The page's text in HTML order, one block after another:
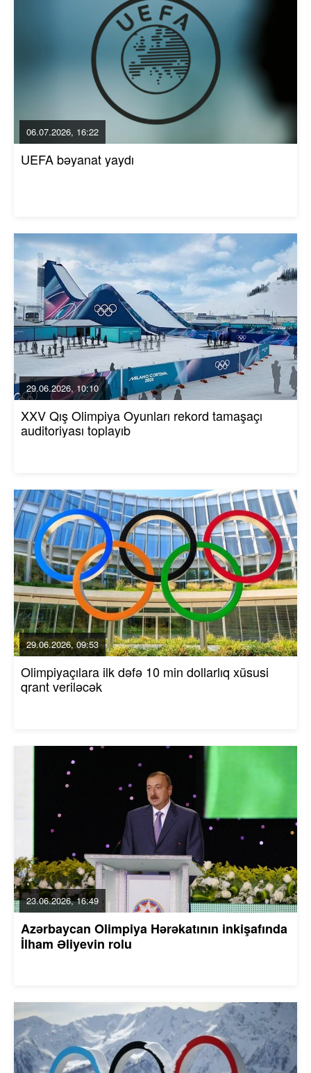
06.07.2026, 16:22
UEFA bəyanat yaydı
29.06.2026, 10:10
XXV Qış Olimpiya Oyunları rekord tamaşaçı
auditoriyası toplayıb
29.06.2026, 09:53
Olimpiyaçılara ilk dəfə 10 min dollarlıq xüsusi
qrant veriləcək
23.06.2026, 16:49
Azərbaycan Olimpiya Hərəkatının inkişafında
İlham Əliyevin rolu